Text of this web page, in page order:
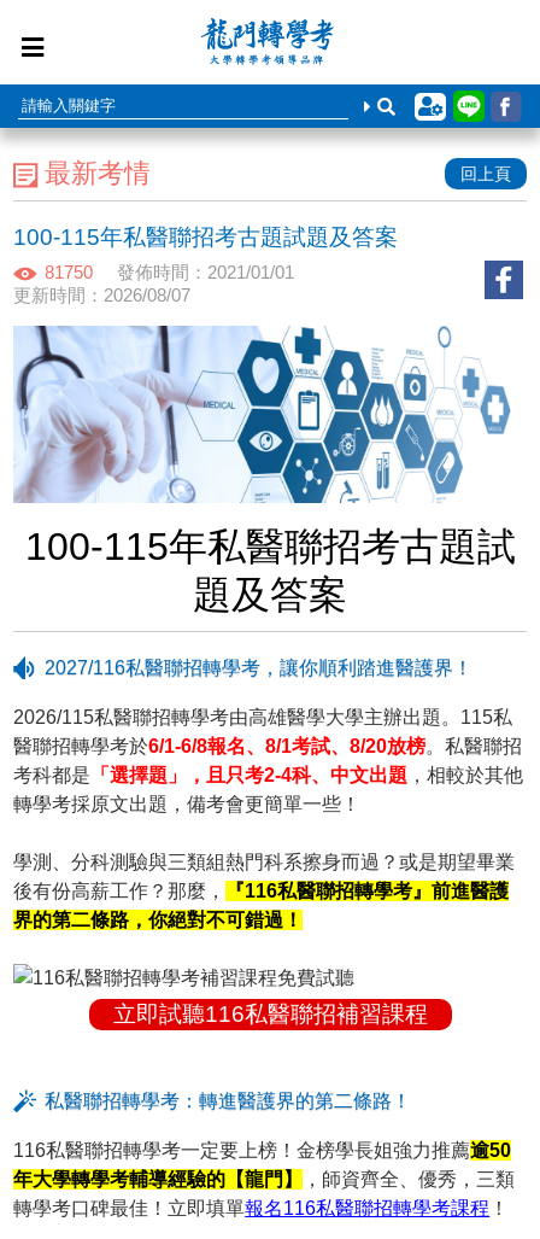
最新考情 回上頁
100-115年私醫聯招考古題試題及答案
81750
發佈時間：2021/01/01
更新時間：2026/08/07
100-115年私醫聯招考古題試
題及答案
2027/116私醫聯招轉學考，讓你順利踏進醫護界！
2026/115私醫聯招轉學考由高雄醫學大學主辦出題。115私
醫聯招轉學考於6/1-6/8報名、8/1考試、8/20放榜。私醫聯招
考科都是 「選擇題」，且只考2-4科、中文出題 ，相較於其他
轉學考採原文出題，備考會更簡單一些！
學測、分科測驗與三類組熱門科系擦身而過？或是期望畢業
後有份高薪工作？那麼，
『116私醫聯招轉學考』前進醫護
界的第二條路，你絕對不可錯過！
立即試聽116私醫聯招補習課程
私醫聯招轉學考：轉進醫護界的第二條路！
116私醫聯招轉學考一定要上榜！金榜學長姐強力推薦逾50
年大學轉學考輔導經驗的【龍門】
，師資齊全、優秀，三類
轉學考口碑最佳！立即填單報名116私醫聯招轉學考課程 ！